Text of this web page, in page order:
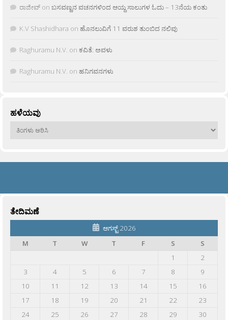
ರಾಜೀವ್ on ಬಸವಣ್ಣನ ವಚನಗಳಿಂದ ಆಯ್ದ ಸಾಲುಗಳ ಓದು – 13ನೆಯ ಕಂತು
K.V Shashidhara on ಹೊನಲುವಿಗೆ 11 ವರುಶ ತುಂಬಿದ ನಲಿವು
Raghuramu N.V. on ಕವಿತೆ: ಅವಳು
Raghuramu N.V. on ಹನಿಗವನಗಳು
ಹಳೆಯವು
ಹಳೆಯವು
ತೇದಿಮಣೆ
ಆಗಸ್ಟ್ 2026
M
T W T F S
S
1
2
3
4 5 6 7 8
9
10
11 12 13 14 15
16
17
18 19 20 21 22
23
24
25 26 27 28 29
30